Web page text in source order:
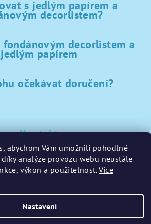
abychom Vám umožnili pohodlné
analýze provozu webu neustále
výkon a použitelnost.Více
Nastavení
s jedlým papírem a
decorlistem?
fondánovým decorlistem a
jedlým papírem
očekávat doručení?
Kontakt